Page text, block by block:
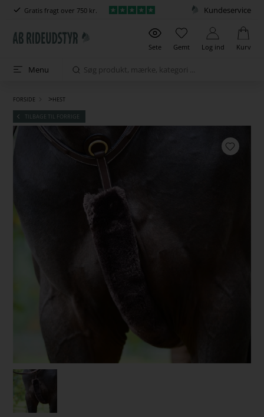
Gratis fragt over 750 kr. Kundeservice
Sete Gemt Log ind Kurv
Menu
FORSIDE >HEST
TILBAGE TIL FORRIGE